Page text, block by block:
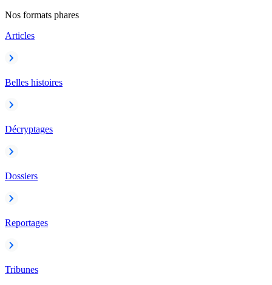
Nos formats phares
Articles
Belles histoires
Décryptages
Dossiers
Reportages
Tribunes